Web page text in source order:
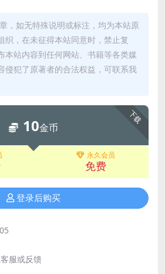
，如无特殊说明或标注，均为本站原
织，在未征得本站同意时，禁止复
本站内容到任何网站、书籍等各类媒
侵犯了原著者的合法权益，可联系我
下载
10金币
永久会员
免费
登录后购买
服或反馈